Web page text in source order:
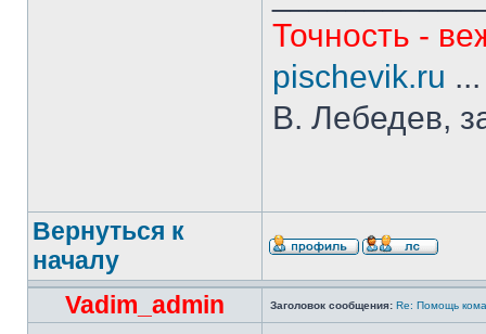
Точность -
pischevik.ru
В. Лебедев,
Вернуться к
началу
Vadim_admin
Заголовок сообщения: Re: Помощь